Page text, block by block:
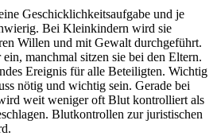
Geschicklichkeitsaufgabe und je
Bei Kleinkindern wird sie
Willen und mit Gewalt durchgeführt.
manchmal sitzen sie bei den Eltern.
Ereignis für alle Beteiligten. Wichtig
nötig und wichtig sein. Gerade bei
weit weniger oft Blut kontrolliert als
Blutkontrollen zur juristischen